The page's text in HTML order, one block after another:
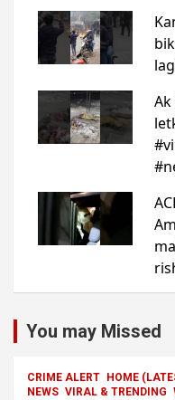
You may Missed
CRIME ALERT HOME
NEWS VIRAL & TRENDING